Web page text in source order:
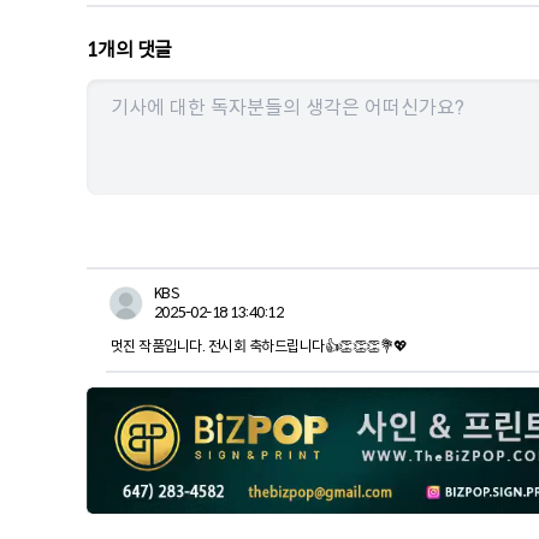
1개의 댓글
KBS
2025-02-18 13:40:12
멋진 작품입니다. 전시회 축하드립니다👍👏👏👏💐💖